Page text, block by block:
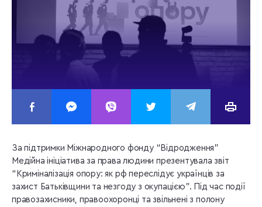
За підтримки Міжнародного фонду “Відродження”
Медійна ініціатива за права людини презентувала звіт
“Криміналізація опору: як рф переслідує українців за
захист Батьківщини та незгоду з окупацією”. Під час події
правозахисники, правоохоронці та звільнені з полону